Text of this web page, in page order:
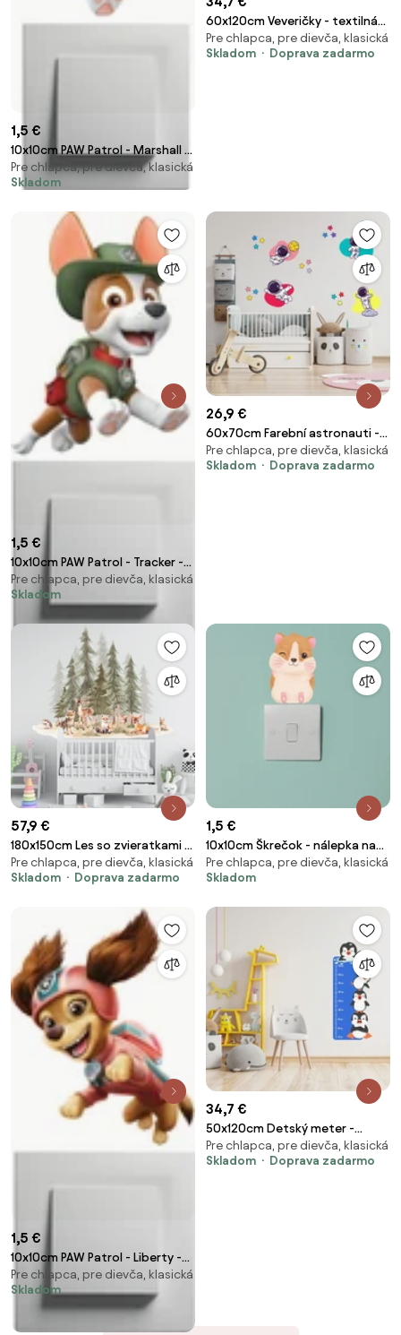
1,5 €
10x10cm PAW Patrol - Marshall -
nálepka nad vypínač
Pre chlapca, pre dievča, klasická
Skladom
60x120cm Veveričky - textilná
nálepka na stenu
Pre chlapca, pre dievča, klasická
Skladom
Doprava zadarmo
1,5 €
10x10cm PAW Patrol - Tracker -
nálepka nad vypínač
Pre chlapca, pre dievča, klasická
Skladom
26,9 €
60x70cm Farební astronauti -
textilná nálepka na stenu
Pre chlapca, pre dievča, klasická
Skladom
Doprava zadarmo
57,9 €
180x150cm Les so zvieratkami 3
- textilná nálepka na stenu
Veľkosť: 180x150cm
Pre chlapca, pre dievča, klasická
Skladom
Doprava zadarmo
1,5 €
10x10cm Škrečok - nálepka nad
vypínač
Pre chlapca, pre dievča, klasická
Skladom
1,5 €
10x10cm PAW Patrol - Liberty -
nálepka nad vypínač
Pre chlapca, pre dievča, klasická
Skladom
34,7 €
50x120cm Detský meter -
Veselé tučniaky - textilná
nálepka na stenu
Pre chlapca, pre dievča, klasická
Skladom
Doprava zadarmo